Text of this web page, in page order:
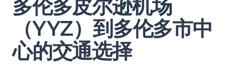
多伦多皮尔逊机场
（YYZ）到多伦多市中
心的交通选择